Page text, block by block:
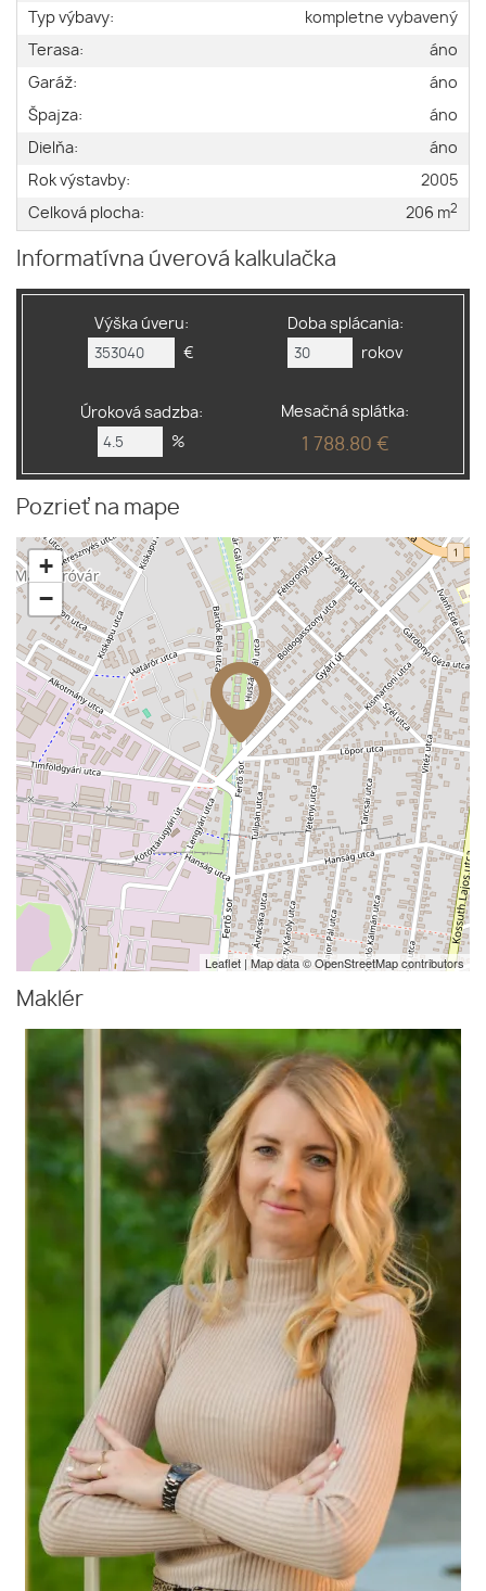
Typ výbavy:
kompletne vybavený
Terasa:
áno
Garáž:
áno
Špajza:
áno
Dielňa:
áno
Rok výstavby:
2005
Celková plocha:
206 m2
Informatívna úverová kalkulačka
Výška úveru:
€
Doba splácania:
rokov
Úroková sadzba:
%
Mesačná splátka:
1 788.80 €
Pozrieť na mape
+
−
Leaflet | Map data ©OpenStreetMapcontributors
Maklér